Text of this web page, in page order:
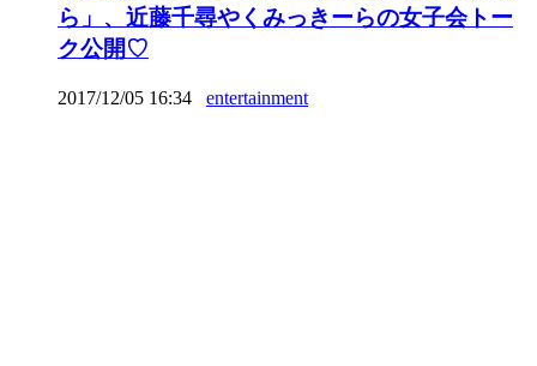
ら」、近藤千尋やくみっきーらの女子会トー
ク公開♡
2017/12/05 16:34 entertainment